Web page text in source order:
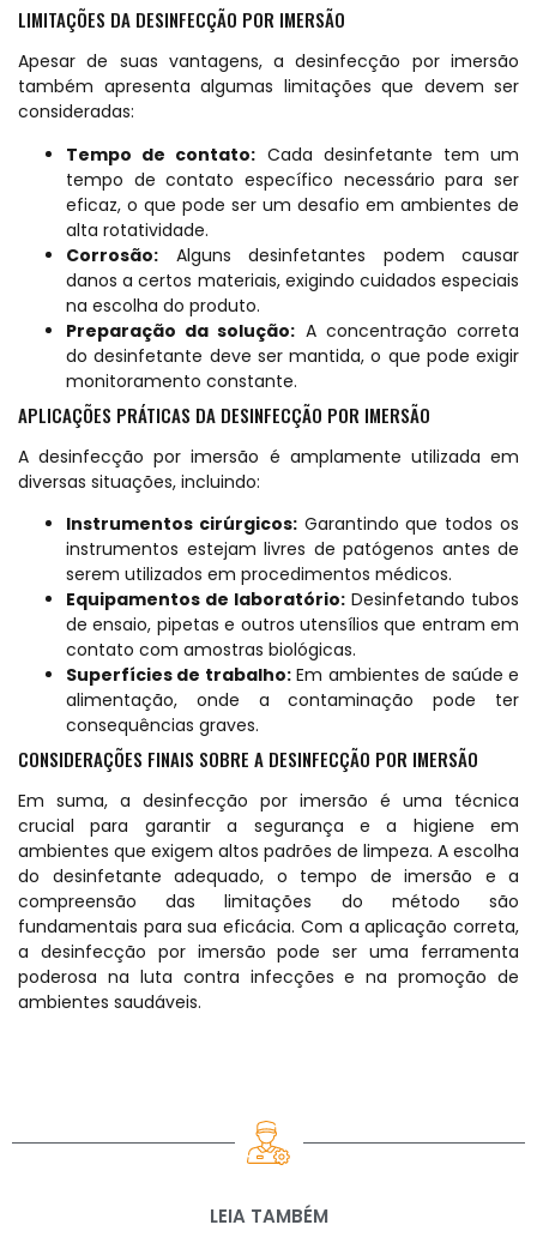
LIMITAÇÕES DA DESINFECÇÃO POR IMERSÃO
Apesar de suas vantagens, a desinfecção por imersão
também apresenta algumas limitações que devem ser
consideradas:
Tempo de contato: Cada desinfetante tem um
tempo de contato específico necessário para ser
eficaz, o que pode ser um desafio em ambientes de
alta rotatividade.
Corrosão: Alguns desinfetantes podem causar
danos a certos materiais, exigindo cuidados especiais
na escolha do produto.
Preparação da solução: A concentração correta
do desinfetante deve ser mantida, o que pode exigir
monitoramento constante.
APLICAÇÕES PRÁTICAS DA DESINFECÇÃO POR IMERSÃO
A desinfecção por imersão é amplamente utilizada em
diversas situações, incluindo:
Instrumentos cirúrgicos:Garantindo que todos os
instrumentos estejam livres de patógenos antes de
serem utilizados em procedimentos médicos.
Equipamentos de laboratório: Desinfetando tubos
de ensaio, pipetas e outros utensílios que entram em
contato com amostras biológicas.
Superfícies de trabalho:Em ambientes de saúde e
alimentação, onde a contaminação pode ter
consequências graves.
CONSIDERAÇÕES FINAIS SOBRE A DESINFECÇÃO POR IMERSÃO
Em suma, a desinfecção por imersão é uma técnica
crucial para garantir a segurança e a higiene em
ambientes que exigem altos padrões de limpeza. A escolha
do desinfetante adequado, o tempo de imersão e a
compreensão das limitações do método são
fundamentais para sua eficácia. Com a aplicação correta,
a desinfecção por imersão pode ser uma ferramenta
poderosa na luta contra infecções e na promoção de
ambientes saudáveis.
LEIA TAMBÉM